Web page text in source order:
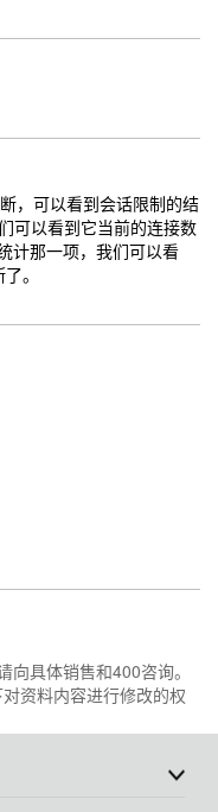
，可以看到会话限制的结
可以看到它当前的连接数
计那一项，我们可以看
。
具体销售和400咨询。
资料内容进行修改的权